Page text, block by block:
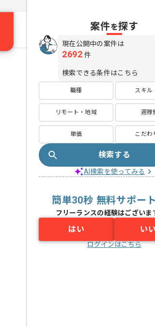
案件を探す
現在公開中の案件は
2692 件
検索できる条件はこちら
職種 スキル
リモート・地域 週稼
単価 こだわ
検索する
AI検索を使ってみる
簡単30秒 無料サポー
フリーランスの経験はございま
はい い
ログインはこちら